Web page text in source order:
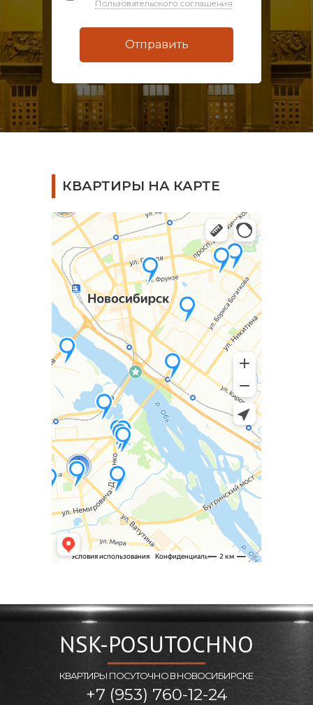
Пользовательского соглашения
КВАРТИРЫ НА КАРТЕ
NSK-POSUTOCHNO
КВАРТИРЫ ПОСУТОЧНО В НОВОСИБИРСКЕ
+7 (953) 760-12-24